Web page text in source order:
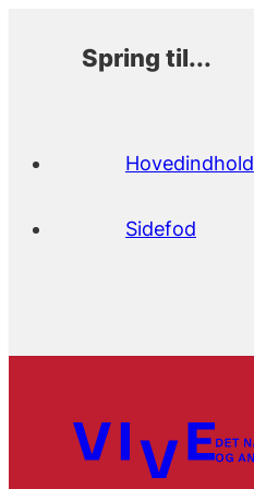
Spring til...
Hovedindhold
Sidefod